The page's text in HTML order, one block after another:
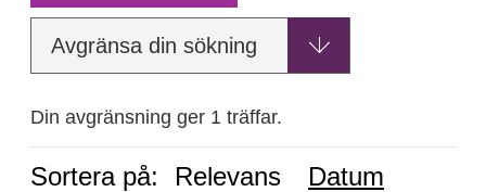
Avgränsa din sökning
Din avgränsning ger 1 träffar.
Sortera på: Relevans Datum